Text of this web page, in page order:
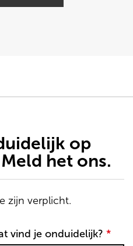
op
het ons.
zijn verplicht.
vind je onduidelijk? *